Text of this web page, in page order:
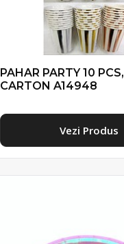
PAHAR PARTY 10 PCS,
CARTON A14948
Vezi Produs